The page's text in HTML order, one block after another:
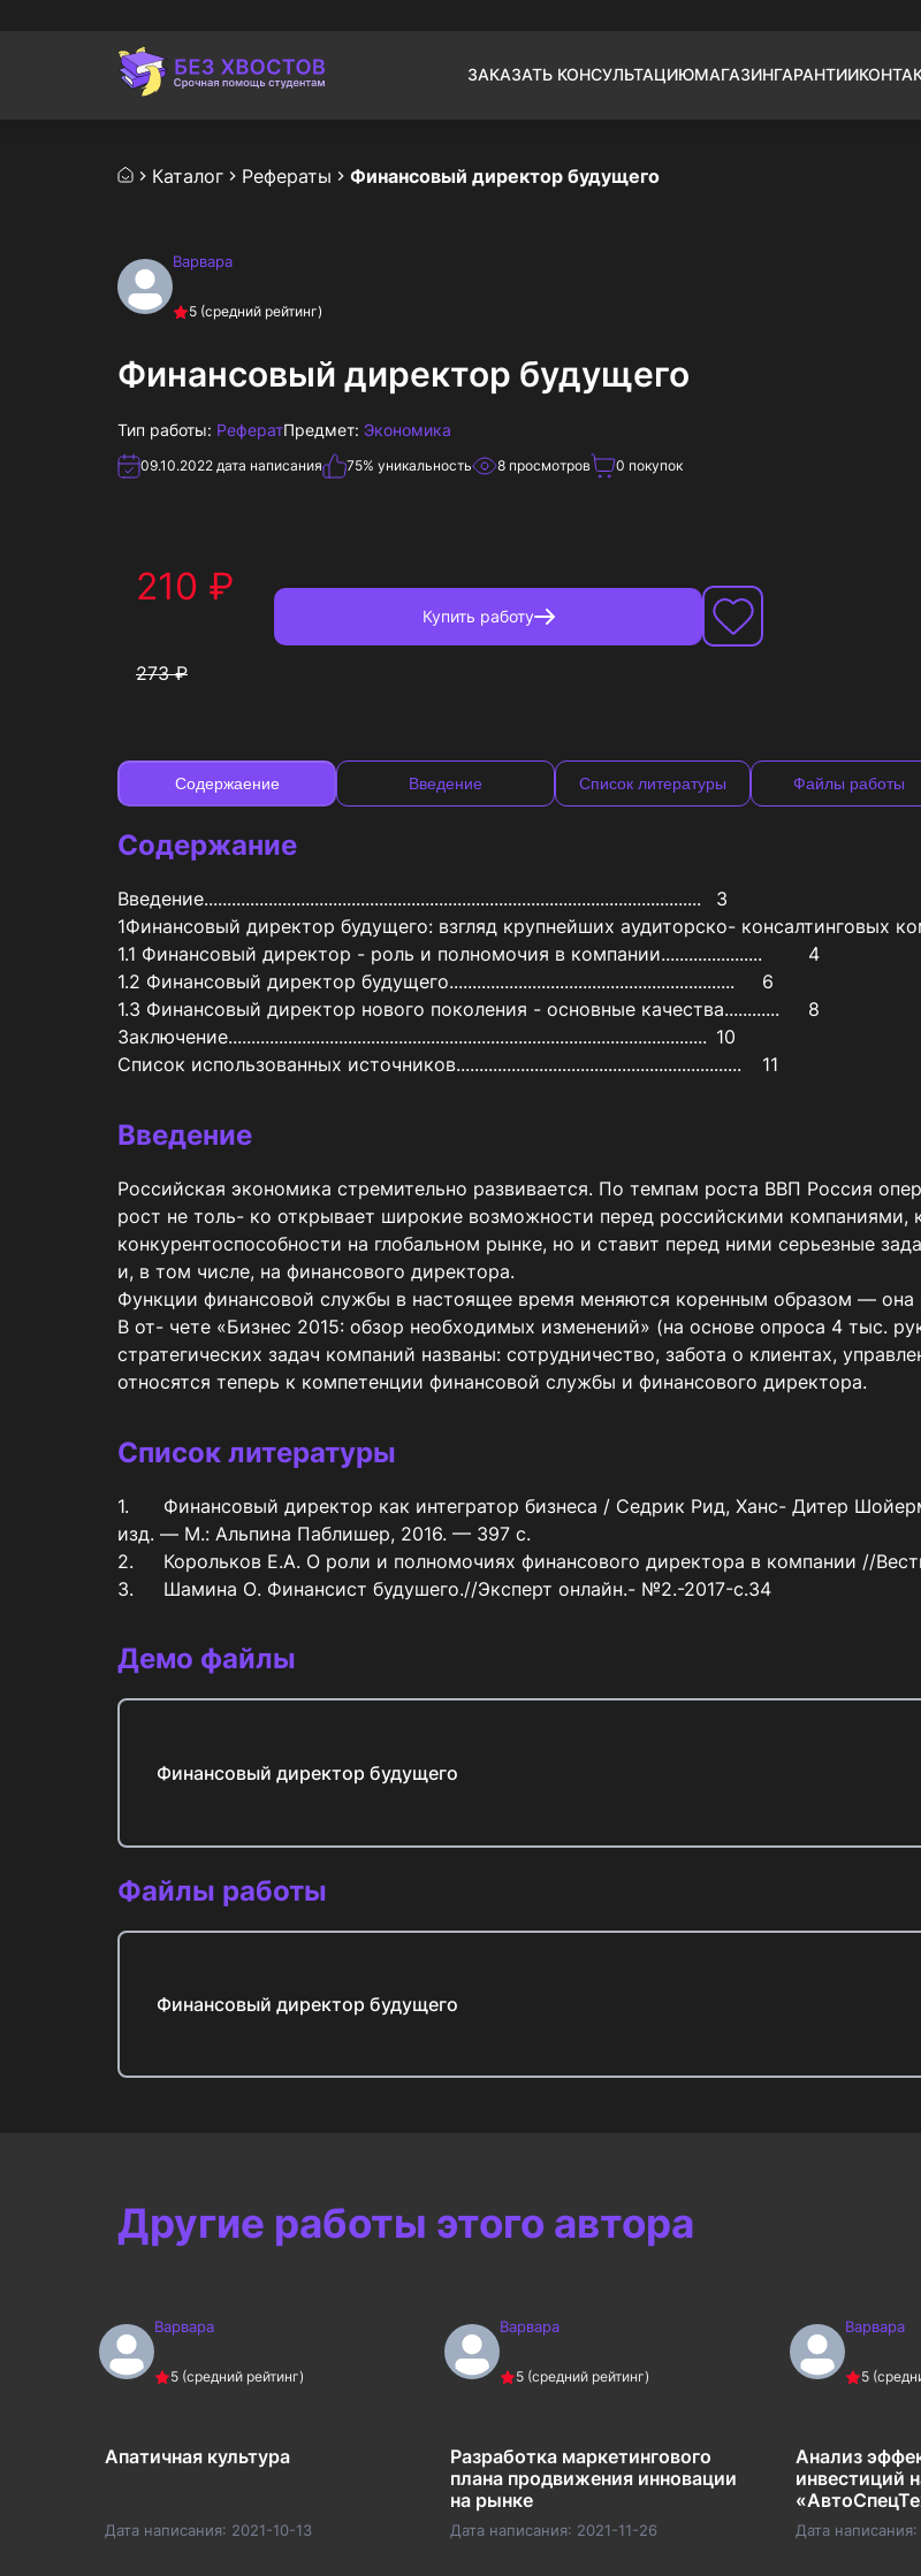
ЗАКАЗАТЬ КОНСУЛЬТАЦИЮМАГАЗИНГАРАНТИИ
Каталог Рефераты Финансовый директор будущего
Варвара
5 (средний рейтинг)
Финансовый директор будущего
Тип работы: РефератПредмет: Экономика
09.10.2022 дата написания 75% уникальность 8 просмотров 0 покупок
210 ₽
273₽
Купить работу
Содержаение Введение Список литературы Файлы работы
Содержание
Введение............................................................................................................	3
1Финансовый директор будущего: взгляд крупнейших аудиторско- консалтинговых
1.1 Финансовый директор - роль и полномочия в компании......................	4
1.2 Финансовый директор будущего..............................................................	6
1.3 Финансовый директор нового поколения - основные качества............	8
Заключение........................................................................................................	10
Список использованных источников..............................................................	11
Введение
Российская экономика стремительно развивается. По темпам роста ВВП Россия
рост не толь- ко открывает широкие возможности перед российскими компаниями,
конкурентоспособности на глобальном рынке, но и ставит перед ними серьезные
и, в том числе, на финансового директора.
Функции финансовой службы в настоящее время меняются коренным образом — она
В от- чете «Бизнес 2015: обзор необходимых изменений» (на основе опроса 4 тыс.
стратегических задач компаний названы: сотрудничество, забота о клиентах,
относятся теперь к компетенции финансовой службы и финансового директора.
Список литературы
1.	Финансовый директор как интегратор бизнеса / Седрик Рид, Ханс- Дитер Шойерман и группа mySAP ERP Financials ; Пер. с англ. — 5-е
изд. — М.: Альпина Паблишер, 2016. — 397 с.
2.	Корольков Е.А. О роли и полномочиях финансового директора в компании //Вестник молодежной науки// -№ 5. -2016- с.21
3.	Шамина О. Финансист будушего.//Эксперт онлайн.- №2.-2017-с.34
Демо файлы
Финансовый директор будущего
Файлы работы
Финансовый директор будущего
Другие работы этого автора
Варвара
5 (средний рейтинг)
Апатичная культура
Дата написания: 2021-10-13
Варвара
5 (средний рейтинг)
Разработка маркетингового
плана продвижения инновации
на рынке
Дата написания: 2021-11-26
Варвара
5
Анализ
инвестиций
Дата написания: